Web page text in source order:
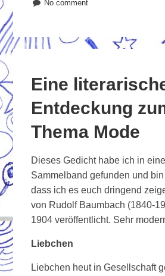
No comment
Eine
Entdeckung
Thema Mode
Dieses Gedicht habe ich in
Sammelband gefunden und
dass ich es euch dringend
von Rudolf Baumbach (1840-
1904 veröffentlicht. Sehr
Liebchen
Liebchen heut in Gesellschaft